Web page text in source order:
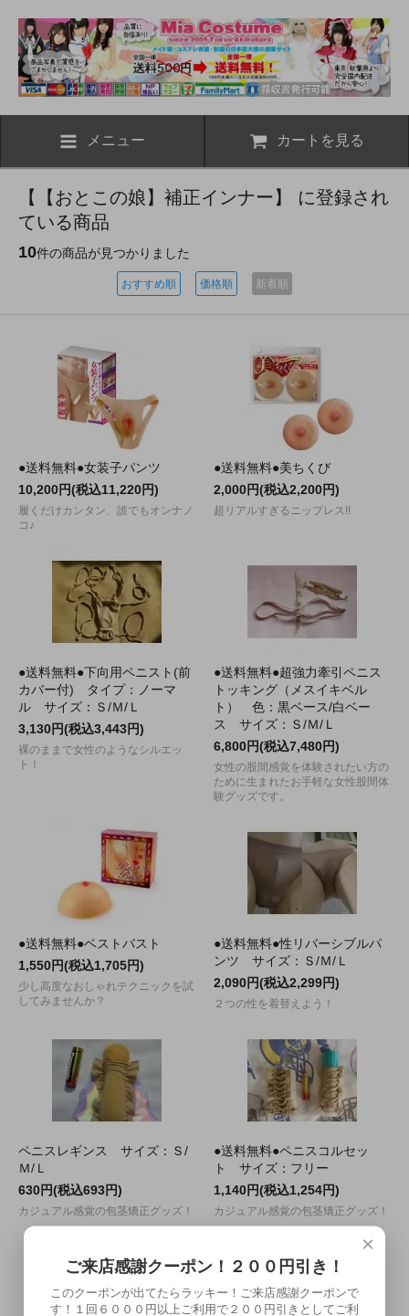
メニュー カートを見る
【【おとこの娘】補正インナー】 に登録され
ている商品
10件の商品が見つかりました
おすすめ順 価格順 新着順
●送料無料●女装子パンツ
10,200円(税込11,220円)
履くだけカンタン、誰でもオンナノ
コ♪
●送料無料●美ちくび
2,000円(税込2,200円)
超リアルすぎるニップレス!!
●送料無料●下向用ペニスト(前
カバー付) タイプ：ノーマ
ル サイズ：Ｓ/Ｍ/Ｌ
3,130円(税込3,443円)
裸のままで女性のようなシルエッ
ト！
●送料無料●超強力牽引ペニス
トッキング（メスイキベル
ト） 色：黒ベース/白ベー
ス サイズ：Ｓ/Ｍ/Ｌ
6,800円(税込7,480円)
女性の股間感覚を体験されたい方の
ために生まれたお手軽な女性股間体
験グッズです。
●送料無料●ベストバスト
1,550円(税込1,705円)
少し高度なおしゃれテクニックを試
してみませんか？
●送料無料●性リバーシブルパ
ンツ サイズ：Ｓ/Ｍ/Ｌ
2,090円(税込2,299円)
２つの性を着替えよう！
ペニスレギンス サイズ：Ｓ/
Ｍ/Ｌ
630円(税込693円)
カジュアル感覚の包茎矯正グッズ！
●送料無料●ペニスコルセッ
ト サイズ：フリー
1,140円(税込1,254円)
カジュアル感覚の包茎矯正グッズ！
×
ご来店感謝クーポン！２００円引き！
このクーポンが出てたらラッキー！ご来店感謝クーポンで
す！１回６０００円以上ご利用で２００円引きとしてご利